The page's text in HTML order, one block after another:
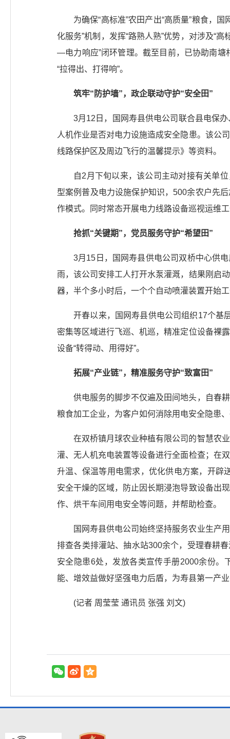
为确保“高标准”农田产出“高质量”粮食，
化服务”机制，发挥“路熟人熟”优势，对涉及“
—电力响应”闭环管理。截至目前，已协助南
“拉得出、打得响”。
筑牢“防护墙”，政企联动守护“安全田”
3月12日，国网寿县供电公司联合县电保
人机作业是否对电力设施造成安全隐患。该公
线路保护区及周边飞行的温馨提示》等资料。
自2月下旬以来，该公司主动对接有关单
型案例普及电力设施保护知识，500余农户先
作模式。同时常态开展电力线路设备巡视运维
抢抓“关键期”，党员服务守护“希望田”
3月15日，国网寿县供电公司双桥中心供
雨，该公司安排工人打开水泵灌溉，结果刚启
器，半个多小时后，一个个自动喷灌装置开始
开春以来，国网寿县供电公司组织17个基
密集等区域进行飞巡、机巡，精准定位设备裸
设备“转得动、用得好”。
拓展“产业链”，精准服务守护“致富田”
供电服务的脚步不仅遍及田间地头，自春
粮食加工企业，为客户如何消除用电安全隐患
在双桥镇月球农业种植有限公司的智慧农
灌、无人机充电装置等设备进行全面检查；在
升温、保温等用电需求，优化供电方案，开辟
安全干燥的区域，防止因长期浸泡导致设备出
作、烘干车间用电安全等问题，并帮助检查。
国网寿县供电公司始终坚持服务农业生产
排查各类排灌站、抽水站300余个，受理春耕
安全隐患6处，发放各类宣传手册2000余份。
能、增效益做好坚强电力后盾，为寿县第一产
(记者 周莹莹 通讯员 张强 刘文)